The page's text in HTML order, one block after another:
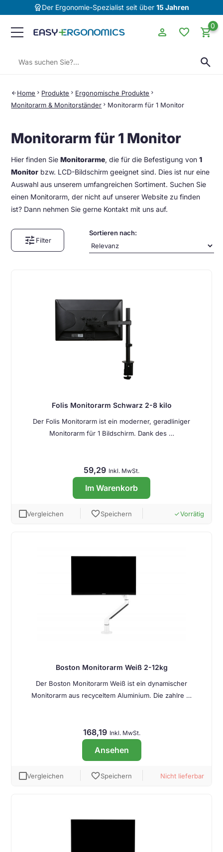
editor_choiceDer Ergonomie-Spezialist seit über 15 Jahren
search
person favorite 0
shopping_cart
arrow_back Home chevron_right Produkte chevron_right Ergonomische Produkte chevron_right
Monitorarm & Monitorständer chevron_right Monitorarm für 1 Monitor
Monitorarm für 1 Monitor
Hier finden SieMonitorarme, die für die Befestigung von1
Monitor bzw. LCD-Bildschirm geeignet sind. Dies ist nur eine
Auswahl aus unserem umfangreichen Sortiment. Suchen Sie
einen Monitorarm, der nicht auf unserer Website zu finden
ist? Dann nehmen Sie gerne Kontakt mit uns auf.
tune Filter
Sortieren nach:
Folis Monitorarm Schwarz 2-8 kilo
Der Folis Monitorarm ist ein moderner, geradliniger
Monitorarm für 1 Bildschirm. Dank des …
59,29 Inkl. MwSt.
Im Warenkorb
Vergleichen favoriteSpeichern doneVorrätig
Boston Monitorarm Weiß 2-12kg
Der Boston Monitorarm Weiß ist ein dynamischer
Monitorarm aus recyceltem Aluminium. Die zahlre …
168,19 Inkl. MwSt.
Ansehen
Vergleichen favoriteSpeichern Nicht lieferbar